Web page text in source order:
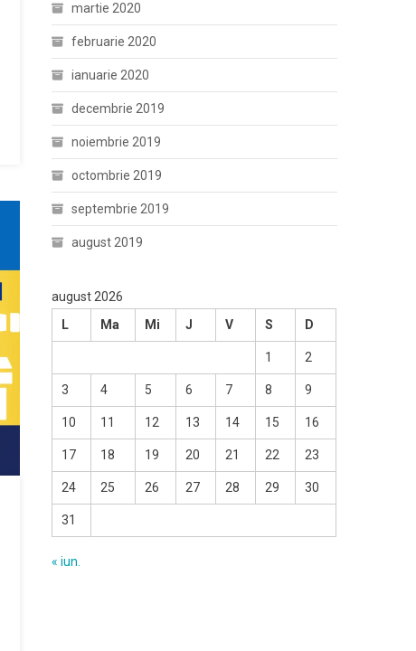
martie 2020
februarie 2020
ianuarie 2020
decembrie 2019
noiembrie 2019
octombrie 2019
septembrie 2019
august 2019
august 2026
L
Ma Mi J V S D
1 2
3 4 5 6 7 8 9
10 11 12 13 14 15 16
17 18 19 20 21 22 23
24 25 26 27 28 29 30
31
« iun.